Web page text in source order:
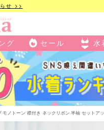
せ >>
グ セール 水
モノトーン 襟付き ネックリボン 半袖 セット